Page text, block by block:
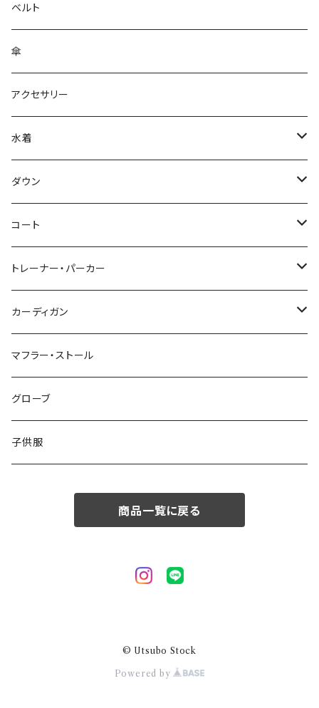
ベルト
傘
アクセサリー
水着
～44/S
46/M
48/L
50/XL～
ダウン
～44/S
46/M
48/L
50/XL～
コート
～44/S
46/M
48/L
50/XL～
トレーナー・パーカー
～44/S
46/M
48/L
50/XL～
カーディガン
～44/S
46/M
48/L
マフラー・ストール
グローブ
子供服
商品一覧に戻る
© Utsubo Stock
Powered by